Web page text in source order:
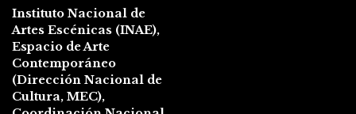
Instituto Nacional de
Artes Escénicas (INAE),
Espacio de Arte
Contemporáneo
(Dirección Nacional de
Cultura, MEC),